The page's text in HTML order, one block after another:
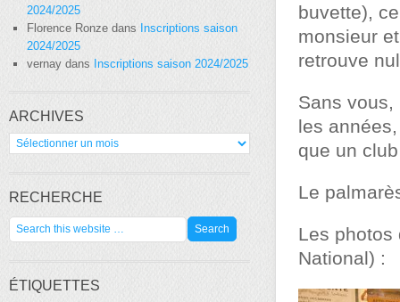
buvette),
monsieur
retrouve
Sans vous,
les
que un
Le
Les photos
National) :
2024/2025
Florence Ronze dans Inscriptions saison
2024/2025
vernay dans Inscriptions saison 2024/2025
ARCHIVES
Archives
RECHERCHE
ÉTIQUETTES